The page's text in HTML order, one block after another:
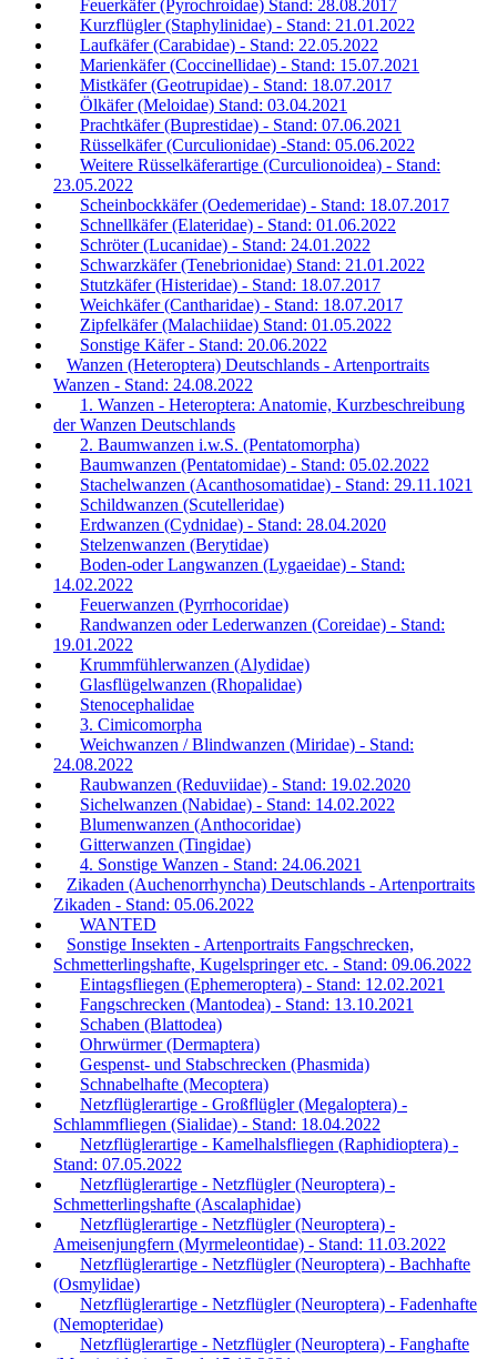
Feuerkäfer (Pyrochroidae) Stand: 28.08.2017
Kurzflügler (Staphylinidae) - Stand: 21.01.2022
Laufkäfer (Carabidae) - Stand: 22.05.2022
Marienkäfer (Coccinellidae) - Stand: 15.07.2021
Mistkäfer (Geotrupidae) - Stand: 18.07.2017
Ölkäfer (Meloidae) Stand: 03.04.2021
Prachtkäfer (Buprestidae) - Stand: 07.06.2021
Rüsselkäfer (Curculionidae) -Stand: 05.06.2022
Weitere Rüsselkäferartige (Curculionoidea) - Stand:
23.05.2022
Scheinbockkäfer (Oedemeridae) - Stand: 18.07.2017
Schnellkäfer (Elateridae) - Stand: 01.06.2022
Schröter (Lucanidae) - Stand: 24.01.2022
Schwarzkäfer (Tenebrionidae) Stand: 21.01.2022
Stutzkäfer (Histeridae) - Stand: 18.07.2017
Weichkäfer (Cantharidae) - Stand: 18.07.2017
Zipfelkäfer (Malachiidae) Stand: 01.05.2022
Sonstige Käfer - Stand: 20.06.2022
Wanzen (Heteroptera) Deutschlands - Artenportraits
Wanzen - Stand: 24.08.2022
1. Wanzen - Heteroptera: Anatomie, Kurzbeschreibung
der Wanzen Deutschlands
2. Baumwanzen i.w.S. (Pentatomorpha)
Baumwanzen (Pentatomidae) - Stand: 05.02.2022
Stachelwanzen (Acanthosomatidae) - Stand: 29.11.1021
Schildwanzen (Scutelleridae)
Erdwanzen (Cydnidae) - Stand: 28.04.2020
Stelzenwanzen (Berytidae)
Boden-oder Langwanzen (Lygaeidae) - Stand:
14.02.2022
Feuerwanzen (Pyrrhocoridae)
Randwanzen oder Lederwanzen (Coreidae) - Stand:
19.01.2022
Krummfühlerwanzen (Alydidae)
Glasflügelwanzen (Rhopalidae)
Stenocephalidae
3. Cimicomorpha
Weichwanzen / Blindwanzen (Miridae) - Stand:
24.08.2022
Raubwanzen (Reduviidae) - Stand: 19.02.2020
Sichelwanzen (Nabidae) - Stand: 14.02.2022
Blumenwanzen (Anthocoridae)
Gitterwanzen (Tingidae)
4. Sonstige Wanzen - Stand: 24.06.2021
Zikaden (Auchenorrhyncha) Deutschlands - Artenportraits
Zikaden - Stand: 05.06.2022
WANTED
Sonstige Insekten - Artenportraits Fangschrecken,
Schmetterlingshafte, Kugelspringer etc. - Stand: 09.06.2022
Eintagsfliegen (Ephemeroptera) - Stand: 12.02.2021
Fangschrecken (Mantodea) - Stand: 13.10.2021
Schaben (Blattodea)
Ohrwürmer (Dermaptera)
Gespenst- und Stabschrecken (Phasmida)
Schnabelhafte (Mecoptera)
Netzflüglerartige - Großflügler (Megaloptera) -
Schlammfliegen (Sialidae) - Stand: 18.04.2022
Netzflüglerartige - Kamelhalsfliegen (Raphidioptera) -
Stand: 07.05.2022
Netzflüglerartige - Netzflügler (Neuroptera) -
Schmetterlingshafte (Ascalaphidae)
Netzflüglerartige - Netzflügler (Neuroptera) -
Ameisenjungfern (Myrmeleontidae) - Stand: 11.03.2022
Netzflüglerartige - Netzflügler (Neuroptera) - Bachhafte
(Osmylidae)
Netzflüglerartige - Netzflügler (Neuroptera) - Fadenhafte
(Nemopteridae)
Netzflüglerartige - Netzflügler (Neuroptera) - Fanghafte